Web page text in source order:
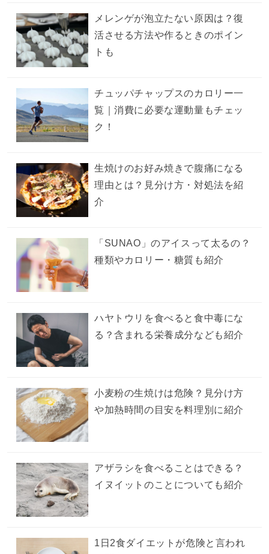
メレンゲが泡立たない原因は？復
活させる方法や作るときのポイン
トも
チュッパチャップスのカロリー一
覧｜消費に必要な運動量もチェッ
ク！
生焼けのお好み焼きで腹痛になる
理由とは？見分け方・対処法を紹
介
「SUNAO」のアイスって太るの？
種類やカロリー・糖質も紹介
ハヤトウリを食べると食中毒にな
る？含まれる栄養成分なども紹介
小麦粉の生焼けは危険？見分け方
や加熱時間の目安を料理別に紹介
アザラシを食べることはできる？
イヌイットのことについても紹介
1日2食ダイエットが危険と言われ